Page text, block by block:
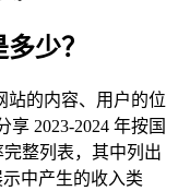
少？
站的内容、用户的位
2023-2024 年按国
完整列表，其中列出
中产生的收入类